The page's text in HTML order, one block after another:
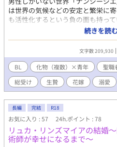
は世界の気候などの安定と繁栄に
も活性化するという負の面も持っ
てくるようにはさせない為に、森
「天使」になる者を養っていた。
だったウイは王が降臨したという
である「鬼」に嫁ぐこととなった
とは限らない。もしかしたら複数
という不安を抱えながら、ウイは
の奥へと足を向けたのだった。 最
ぐにどんどん甘くなります。 天使
絡みはありません。単体でお楽し
年が見た目悪魔の鬼たちに嫁ぎ、
まう物語です。 化物（複数）×青
もらし（小スカ）あり／結腸責め
体格差／肛門拡張あり。エロエロ
続きを読
文字数 209,930
BL 化物（複数）×青年 聖職
総受け
生贄 花嫁 溺愛
長編 完結 R18
お気に入り : 57 24h.ポイント : 78
リュカ・リンズマイアの結婚
術師が幸せになるまで～